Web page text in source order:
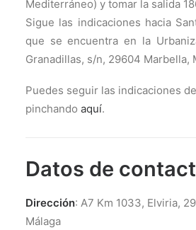
Mediterráneo) y tomar la salida
Sigue las indicaciones hacia
que se encuentra en la
Granadillas, s/n, 29604 Marbella,
Puedes seguir las indicaciones
pinchando aquí.
Datos de
Dirección: A7 Km 1033, Elviria,
Málaga